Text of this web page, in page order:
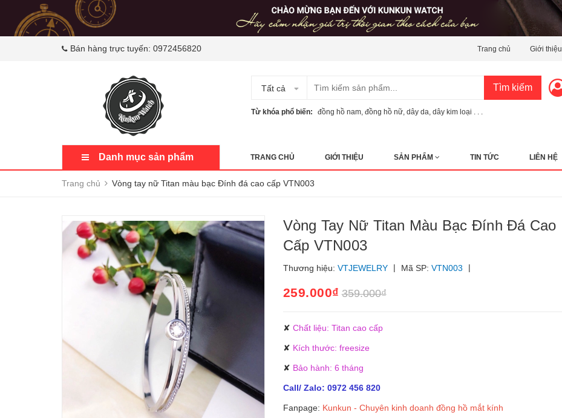
Bán hàng trực tuyến: 0972456820 Trang chủ Giới thiệu
Tất cả Tìm kiếm
Từ khóa phổ biến: đồng hồ nam đồng hồ nữ dây da dây kim loại . . .
Danh mục sản phẩm TRANG CHỦ GIỚI THIỆU SẢN PHẨM TIN TỨC LIÊN HỆ
Trang chủ Vòng tay nữ Titan màu bạc Đính đá cao cấp VTN003
Vòng Tay Nữ Titan Màu Bạc Đính Đá Cao
Cấp VTN003
Thương hiệu: VTJEWELRY | Mã SP: VTN003 |
259.000₫ 359.000₫
✘ Chất liệu: Titan cao cấp
✘ Kích thước: freesize
✘ Bảo hành: 6 tháng
Call/ Zalo: 0972 456 820
Fanpage: Kunkun - Chuyên kinh doanh đồng hồ mắt kính